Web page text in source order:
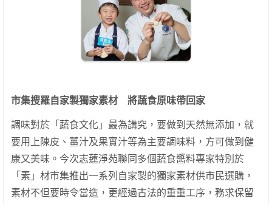
市集搜羅自家製獨家素材 將蔬食原味帶回家
調味對於「蔬食文化」最為講究，要做到天然無添加，就
要用上陳皮、薑汁及果實汁等為主要調味料，方可做到健
康又美味。今次志蓮淨苑聯同多個蔬食醬料專家特別於
「素」材市集推出一系列自家製的獨家素材供市民選購，
素材不但要時令當造，更經過古法的重重工序，務求保留